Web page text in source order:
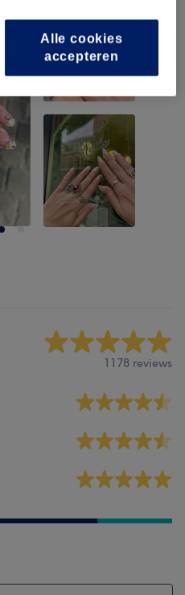
1178 reviews
Alle cookies
accepteren